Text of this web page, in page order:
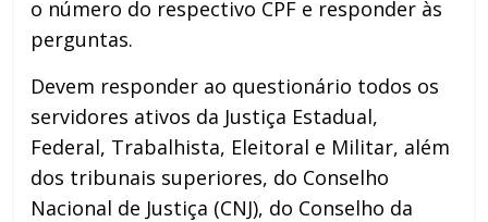
o número do respectivo CPF e responder às
perguntas.
Devem responder ao questionário todos os
servidores ativos da Justiça Estadual,
Federal, Trabalhista, Eleitoral e Militar, além
dos tribunais superiores, do Conselho
Nacional de Justiça (CNJ), do Conselho da